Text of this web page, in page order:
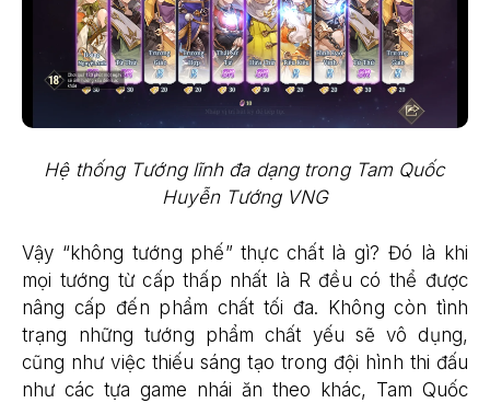
Hệ thống Tướng lĩnh đa dạng trong Tam Quốc
Huyễn Tướng VNG
Vậy “không tướng phế” thực chất là gì? Đó là khi
mọi tướng từ cấp thấp nhất là R đều có thể được
nâng cấp đến phẩm chất tối đa. Không còn tình
trạng những tướng phẩm chất yếu sẽ vô dụng,
cũng như việc thiếu sáng tạo trong đội hình thi đấu
như các tựa game nhái ăn theo khác, Tam Quốc